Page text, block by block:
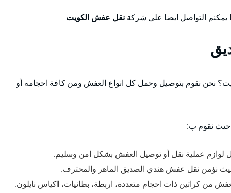
يمكنم التواصل ايضا على شركة نقل عفش الكويت
نحن نقوم بتوصيل وحمل كل انواع العفش ومن كافة احجامه أو
حيث نقوم ب:
لوازم عملية نقل أو توصيل العفش بشكل امن وسليم.
نؤمن نقل عفش هندي الصديق الماهر والمحترف.
من كراتين ذات احجام متعددة، اربطة، بطانيات، اكياس نايلون.